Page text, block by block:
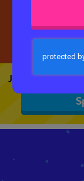
Je kunt 5 gratis